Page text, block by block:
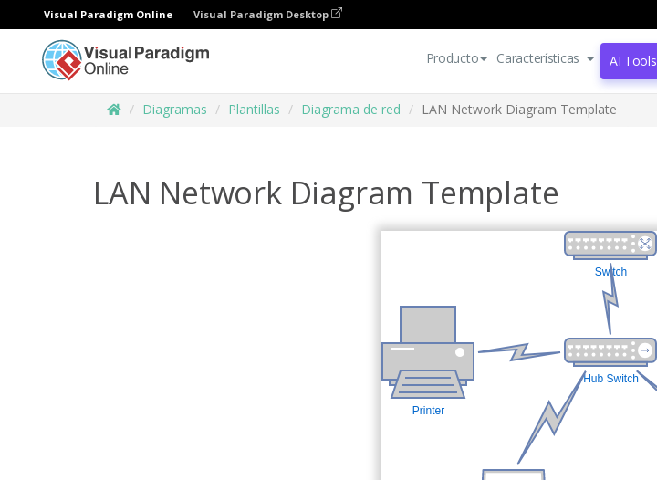
Visual Paradigm Online Visual Paradigm Desktop
Producto Características AI Tools
Diagramas Plantillas Diagrama de red LAN Network Diagram Template
LAN Network Diagram Template